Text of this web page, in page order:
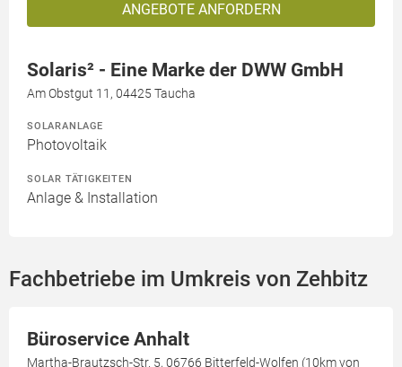
ANGEBOTE ANFORDERN
Solaris² - Eine Marke der DWW GmbH
Am Obstgut 11, 04425 Taucha
SOLARANLAGE
Photovoltaik
SOLAR TÄTIGKEITEN
Anlage & Installation
Fachbetriebe im Umkreis von Zehbitz
Büroservice Anhalt
Martha-Brautzsch-Str. 5, 06766 Bitterfeld-Wolfen (10km von